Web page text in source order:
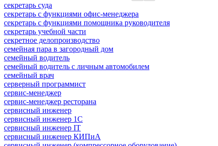
секретарь суда
секретарь с функциями офис-менеджера
секретарь с функциями помощника руководителя
секретарь учебной части
секретное делопроизводство
семейная пара в загородный дом
семейный водитель
семейный водитель с личным автомобилем
семейный врач
серверный программист
сервис-менеджер
сервис-менеджер ресторана
сервисный инженер
сервисный инженер 1С
сервисный инженер IT
сервисный инженер КИПиА